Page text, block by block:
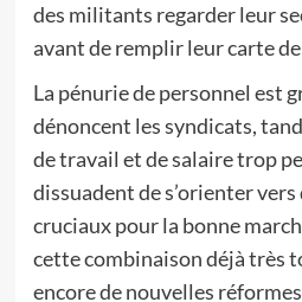
des militants regarder leur
avant de remplir leur carte
La pénurie de personnel est
dénoncent les syndicats,
de travail et de salaire trop
dissuadent de s’orienter
cruciaux pour la bonne
cette combinaison déjà très
encore de nouvelles